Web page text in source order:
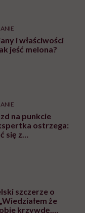
i jagody prosto z
medyczny
podstępnej
pokochają
przepisy z